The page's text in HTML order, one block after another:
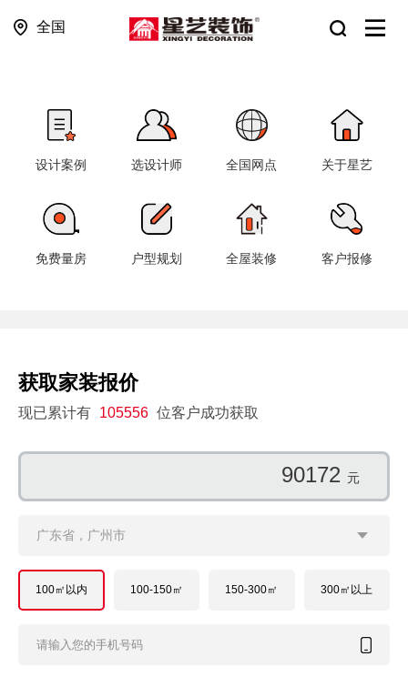
全国
设计案例 选设计师 全国网点 关于星艺
免费量房 户型规划 全屋装修 客户报修
获取家装报价
现已累计有 105556 位客户成功获取
139743 元
广东省，广州市
100㎡以内 100-150㎡ 150-300㎡ 300㎡以上